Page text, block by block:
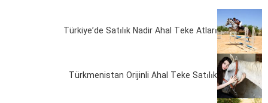
Türkiye’de Satılık Nadir Ahal Teke Atları
Türkmenistan Orijinli Ahal Teke Satılık